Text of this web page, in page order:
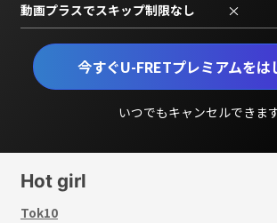
今すぐU-FRETプレミアムをは
いつでもキャンセルできま
動画プラスでスキップ制限なし ×
Hot girl
Tok10